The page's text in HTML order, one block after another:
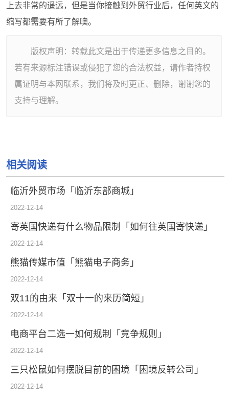
上去非常的遥远，但是当你接触到外贸行业后，任何英文的
缩写都需要有所了解噢。
版权声明：转载此文是出于传递更多信息之目的。
若有来源标注错误或侵犯了您的合法权益，请作者持权
属证明与本网联系，我们将及时更正、删除，谢谢您的
支持与理解。
相关阅读
临沂外贸市场「临沂东部商城」
2022-12-14
寄英国快递有什么物品限制「如何往英国寄快递」
2022-12-14
熊猫传媒市值「熊猫电子商务」
2022-12-14
双11的由来「双十一的来历简短」
2022-12-14
电商平台二选一如何规制「竞争规则」
2022-12-14
三只松鼠如何摆脱目前的困境「困境反转公司」
2022-12-14